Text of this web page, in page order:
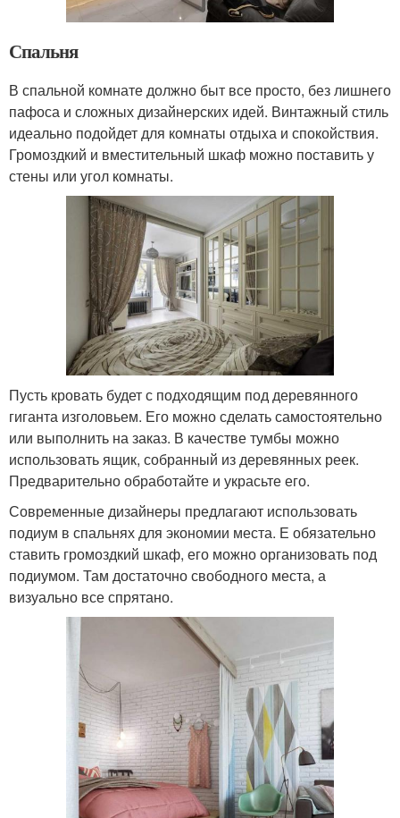
Спальня
В спальной комнате должно быт все просто, без лишнего
пафоса и сложных дизайнерских идей. Винтажный стиль
идеально подойдет для комнаты отдыха и спокойствия.
Громоздкий и вместительный шкаф можно поставить у
стены или угол комнаты.
Пусть кровать будет с подходящим под деревянного
гиганта изголовьем. Его можно сделать самостоятельно
или выполнить на заказ. В качестве тумбы можно
использовать ящик, собранный из деревянных реек.
Предварительно обработайте и украсьте его.
Современные дизайнеры предлагают использовать
подиум в спальнях для экономии места. Е обязательно
ставить громоздкий шкаф, его можно организовать под
подиумом. Там достаточно свободного места, а
визуально все спрятано.